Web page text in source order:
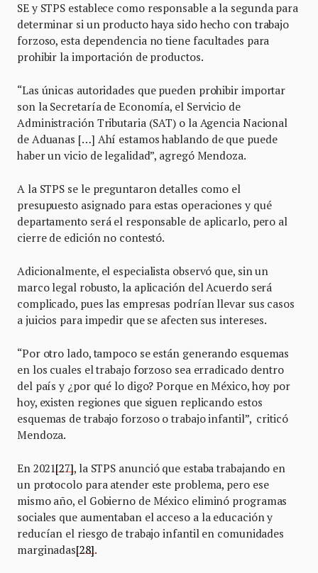
SE y STPS establece como responsable a la segunda para
determinar si un producto haya sido hecho con trabajo
forzoso, esta dependencia no tiene facultades para
prohibir la importación de productos.
“Las únicas autoridades que pueden prohibir importar
son la Secretaría de Economía, el Servicio de
Administración Tributaria (SAT) o la Agencia Nacional
de Aduanas […] Ahí estamos hablando de que puede
haber un vicio de legalidad”, agregó Mendoza.
A la STPS se le preguntaron detalles como el
presupuesto asignado para estas operaciones y qué
departamento será el responsable de aplicarlo, pero al
cierre de edición no contestó.
Adicionalmente, el especialista observó que, sin un
marco legal robusto, la aplicación del Acuerdo será
complicado, pues las empresas podrían llevar sus casos
a juicios para impedir que se afecten sus intereses.
“Por otro lado, tampoco se están generando esquemas
en los cuales el trabajo forzoso sea erradicado dentro
del país y ¿por qué lo digo? Porque en México, hoy por
hoy, existen regiones que siguen replicando estos
esquemas de trabajo forzoso o trabajo infantil”, criticó
Mendoza.
En 2021[27], la STPS anunció que estaba trabajando en
un protocolo para atender este problema, pero ese
mismo año, el Gobierno de México eliminó programas
sociales que aumentaban el acceso a la educación y
reducían el riesgo de trabajo infantil en comunidades
marginadas[28].